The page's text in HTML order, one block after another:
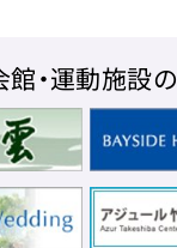
館・運動施設